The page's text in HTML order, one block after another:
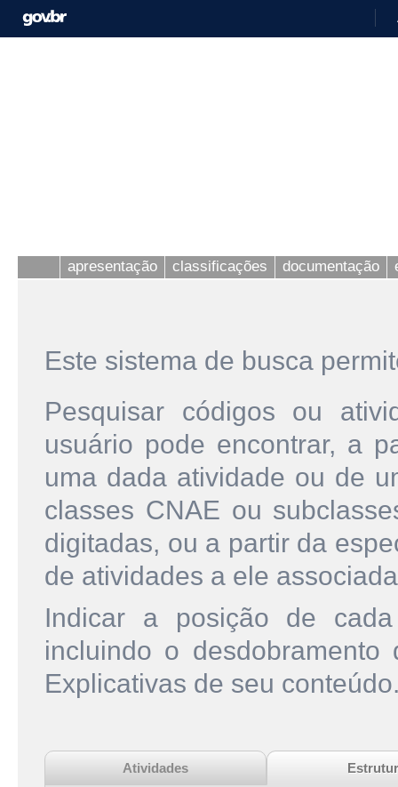
apresentação classificações documentação
Este sistema de busca
Pesquisar códigos ou
usuário pode encontrar, a
uma dada atividade ou de
classes CNAE ou
digitadas, ou a partir da
de atividades a ele
Indicar a posição de
incluindo o
Explicativas de seu
Atividades